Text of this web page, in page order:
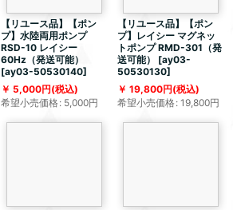
【リユース品】【ポン
プ】水陸両用ポンプ
RSD-10 レイシー
60Hz（発送可能）
[ay03-50530140]
5,000円(税込)
希望小売価格: 5,000円
【リユース品】【ポン
プ】レイシー マグネッ
トポンプ RMD-301（発
送可能）
[ay03-
50530130]
19,800円(税込)
希望小売価格: 19,800円